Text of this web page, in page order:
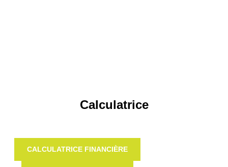
Calculatrice
CALCULATRICE FINANCIÈRE